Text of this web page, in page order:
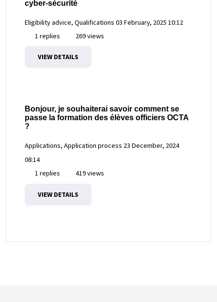
cyber-sécurité
Eligibility advice, Qualifications 03 February, 2025 10:12
1 replies
269 views
VIEW DETAILS
Bonjour, je souhaiterai savoir comment se
passe la formation des élèves officiers OCTA
?
Applications, Application process 23 December, 2024
08:14
1 replies
419 views
VIEW DETAILS